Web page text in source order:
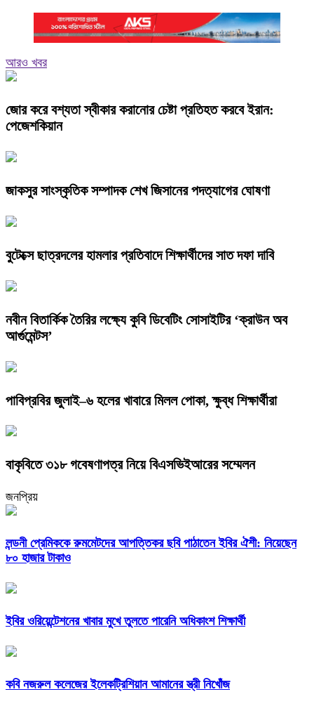
আরও খবর
জোর করে বশ্যতা স্বীকার করানোর চেষ্টা প্রতিহত করবে ইরান:
পেজেশকিয়ান
জাকসুর সাংস্কৃতিক সম্পাদক শেখ জিসানের পদত্যাগের ঘোষণা
বুটেক্সে ছাত্রদলের হামলার প্রতিবাদে শিক্ষার্থীদের সাত দফা দাবি
নবীন বিতার্কিক তৈরির লক্ষ্যে কুবি ডিবেটিং সোসাইটির ‘ক্রাউন অব
আর্গুমেন্টস’
পাবিপ্রবির জুলাই–৬ হলের খাবারে মিলল পোকা, ক্ষুব্ধ শিক্ষার্থীরা
বাকৃবিতে ৩১৮ গবেষণাপত্র নিয়ে বিএসভিইআরের সম্মেলন
জনপ্রিয়
লন্ডনী প্রেমিককে রুমমেটদের আপত্তিকর ছবি পাঠাতেন ইবির ঐশী: নিয়েছেন
৮০ হাজার টাকাও
ইবির ওরিয়েন্টেশনের খাবার মুখে তুলতে পারেনি অধিকাংশ শিক্ষার্থী
কবি নজরুল কলেজের ইলেকট্রিশিয়ান আমানের স্ত্রী নিখোঁজ